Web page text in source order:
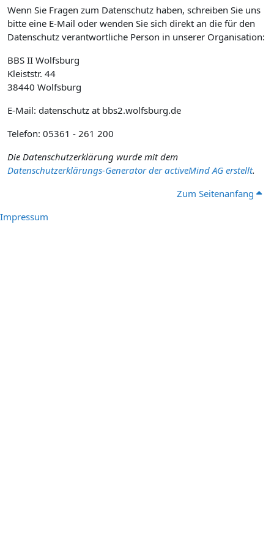
Wenn Sie Fragen zum Datenschutz haben, schreiben Sie uns
bitte eine E-Mail oder wenden Sie sich direkt an die für den
Datenschutz verantwortliche Person in unserer Organisation:
BBS II Wolfsburg
Kleiststr. 44
38440 Wolfsburg
E-Mail: datenschutz at bbs2.wolfsburg.de
Telefon: 05361 - 261 200
Die Datenschutzerklärung wurde mit dem
Datenschutzerklärungs-Generator der activeMind AG erstellt.
Zum Seitenanfang
Impressum